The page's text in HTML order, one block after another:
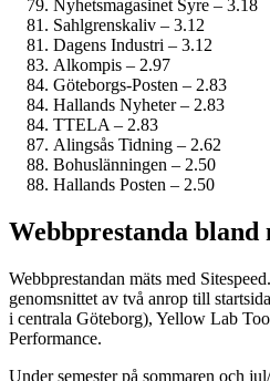
Nyhetsmagasinet Syre – 3.18
Sahlgrenskaliv – 3.12
Dagens Industri – 3.12
Alkompis – 2.97
Göteborgs-Posten – 2.83
Hallands Nyheter – 2.83
TTELA – 2.83
Alingsås Tidning – 2.62
Bohuslänningen – 2.50
Hallands Posten – 2.50
Webbprestanda bland
Webbprestandan mäts med
genomsnittet av två anrop till
i centrala Göteborg), Yellow Lab
Performance.
Under semester på sommaren och